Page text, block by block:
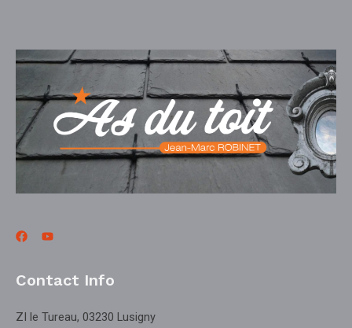
Contact Info
ZI le Tureau, 03230 Lusigny